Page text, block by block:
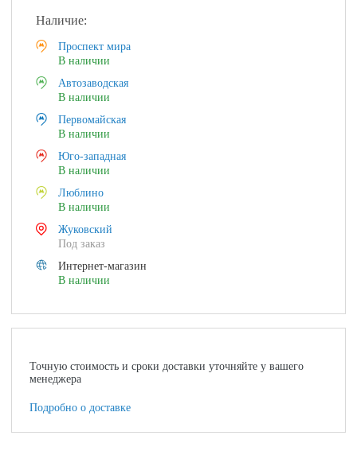
Наличие:
Проспект мира
В наличии
Автозаводская
В наличии
Первомайская
В наличии
Юго-западная
В наличии
Люблино
В наличии
Жуковский
Под заказ
Интернет-магазин
В наличии
Точную стоимость и сроки доставки уточняйте у вашего
менеджера
Подробно о доставке